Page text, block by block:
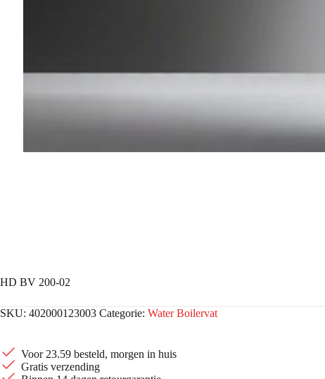
HD BV 200-02
SKU: 402000123003 Categorie: Water Boilervat
Voor 23.59 besteld, morgen in huis
Gratis verzending